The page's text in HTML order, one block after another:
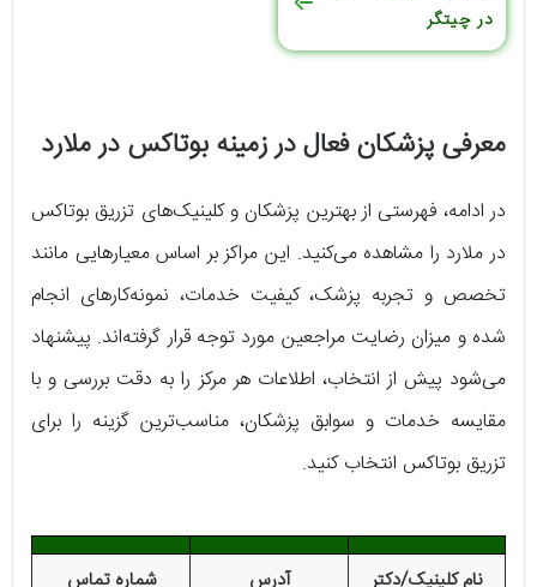
در چیتگر
معرفی پزشکان فعال در زمینه بوتاکس در ملارد
در ادامه، فهرستی از بهترین پزشکان و کلینیک‌های تزریق بوتاکس
در ملارد را مشاهده می‌کنید. این مراکز بر اساس معیارهایی مانند
تخصص و تجربه پزشک، کیفیت خدمات، نمونه‌کارهای انجام‌
شده و میزان رضایت مراجعین مورد توجه قرار گرفته‌اند. پیشنهاد
می‌شود پیش از انتخاب، اطلاعات هر مرکز را به ‌دقت بررسی و با
مقایسه خدمات و سوابق پزشکان، مناسب‌ترین گزینه را برای
تزریق بوتاکس انتخاب کنید.
نام کلینیک/دکتر آدرس شماره تماس